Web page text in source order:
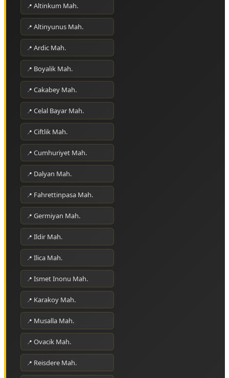
Altinkum Mah.
Altinyunus Mah.
Ardic Mah.
Boyalik Mah.
Cakabey Mah.
Celal Bayar Mah.
Ciftlik Mah.
Cumhuriyet Mah.
Dalyan Mah.
Fahrettinpasa Mah.
Germiyan Mah.
Ildir Mah.
Ilica Mah.
Ismet Inonu Mah.
Karakoy Mah.
Musalla Mah.
Ovacik Mah.
Reisdere Mah.